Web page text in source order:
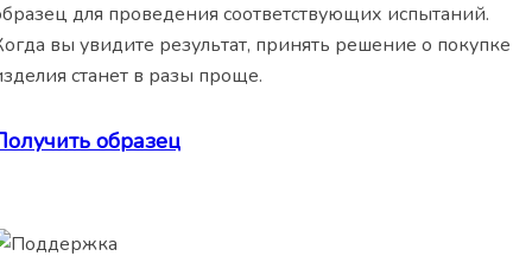
для проведения соответствующих испытаний.
вы увидите результат, принять решение о покупке
станет в разы проще.
образец